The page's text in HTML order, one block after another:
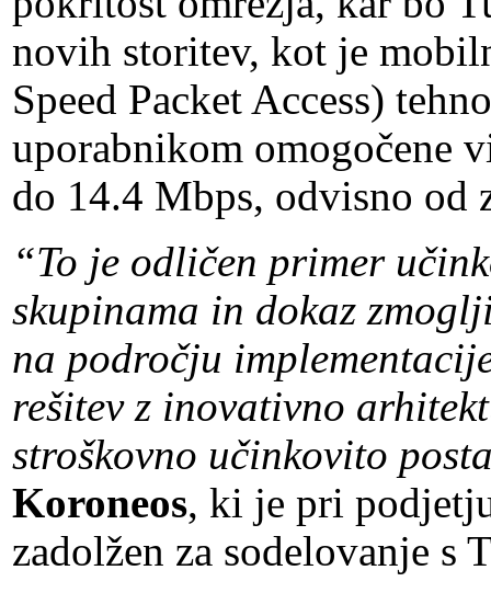
novih storitev, kot je
Speed Packet Access)
uporabnikom omogočene
do 14.4 Mbps, odvisno od
“To je odličen primer
skupinama in dokaz
na področju
rešitev z inovativno
stroškovno učinkovito
Koroneos, ki je pri
zadolžen za sodelovanje s